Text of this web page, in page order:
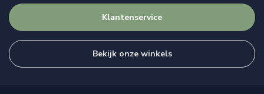
Klantenservice
Bekijk onze winkels